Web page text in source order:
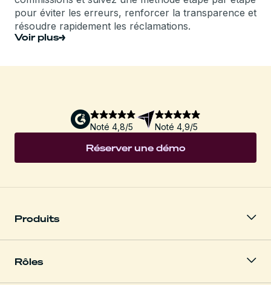
pour éviter les erreurs, renforcer la transparence et
résoudre rapidement les réclamations.
Voir plus
Noté 4,8/5 Noté 4,9/5
Réserver une démo
Produits
Rôles